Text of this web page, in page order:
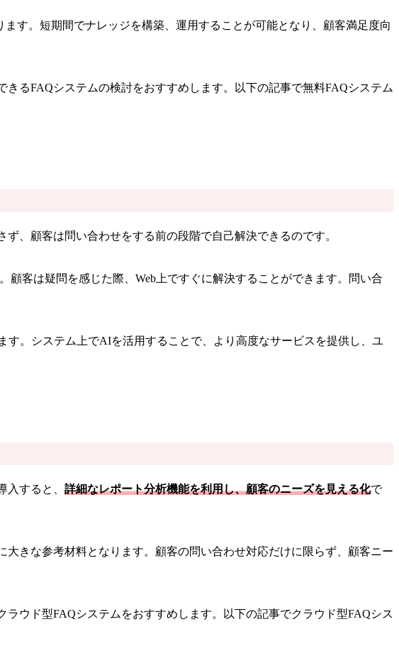
す。短期間でナレッジを構築、運用することが可能となり、顧客満足度向
るFAQシステムの検討をおすすめします。以下の記事で無料FAQシステム
、顧客は問い合わせをする前の段階で自己解決できるのです。
客は疑問を感じた際、Web上ですぐに解決することができます。問い合
。システム上でAIを活用することで、より高度なサービスを提供し、ユ
すると、 詳細なレポート分析機能を利用し、顧客のニーズを見える化で
きな参考材料となります。顧客の問い合わせ対応だけに限らず、顧客ニー
ウド型FAQシステムをおすすめします。以下の記事でクラウド型FAQシス